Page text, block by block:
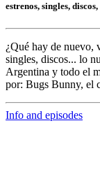
estrenos, singles,
¿Qué hay de nuevo,
singles, discos... lo
Argentina y todo el
por: Bugs Bunny, el
Info and episodes